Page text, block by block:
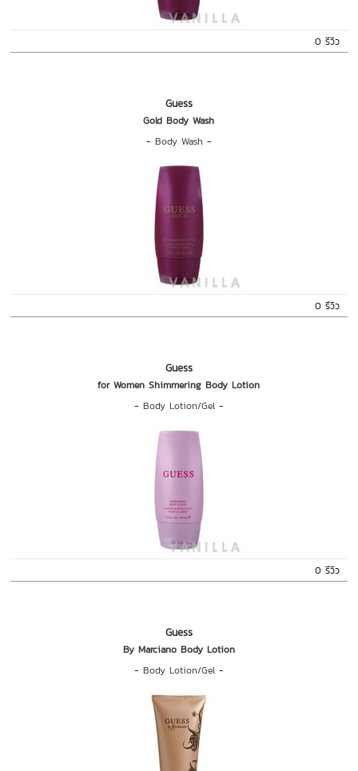
0 รีวิว
Guess
Gold Body Wash
- Body Wash -
0 รีวิว
Guess
for Women Shimmering Body Lotion
- Body Lotion/Gel-
0 รีวิว
Guess
By Marciano Body Lotion
- Body Lotion/Gel-